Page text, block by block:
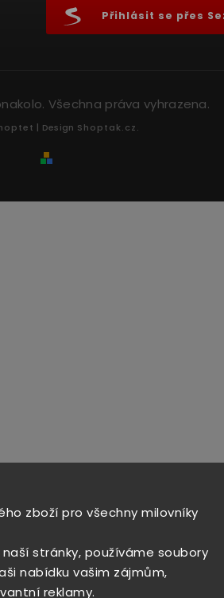
zboží pro všechny milovníky
stránky, používáme soubory
nabídku vašim zájmům,
reklamy.
Přihlásit se přes
. Všechna práva vyhrazena.
| Design Shoptak.cz.